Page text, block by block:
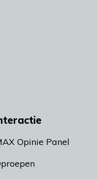
Opinie Panel